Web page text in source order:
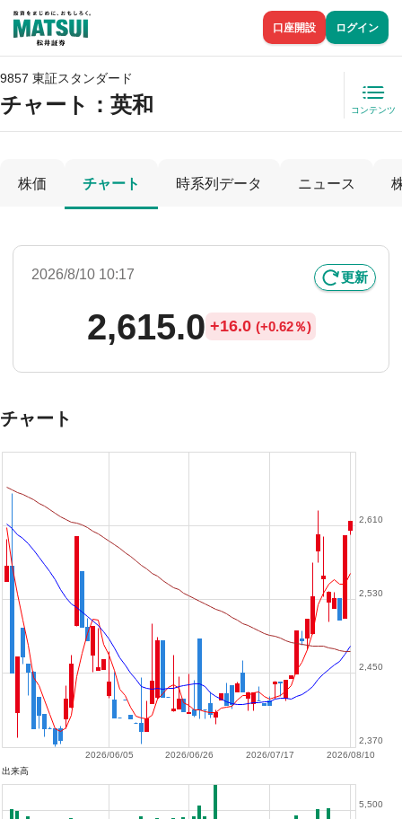
口座開設 ログイン
9857 東証スタンダード
チャート： 英和 コンテンツ
株価 チャート 時系列データ ニュース
2026/8/10 10:17 更新
2,615.0 +16.0 (+0.62％)
チャート
2026/08/10
2026/07/17
2026/06/26
2026/06/05
2,370
2,450
2,530
2,610
出来高
5,500